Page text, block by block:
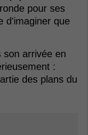
pour ses
d'imaginer que
son arrivée en
:
des plans du